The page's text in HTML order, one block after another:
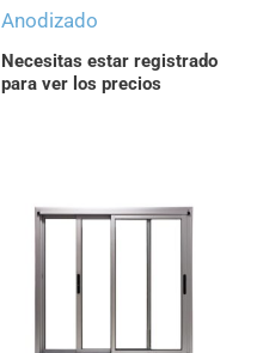
Anodizado
Necesitas estar registrado
para ver los precios